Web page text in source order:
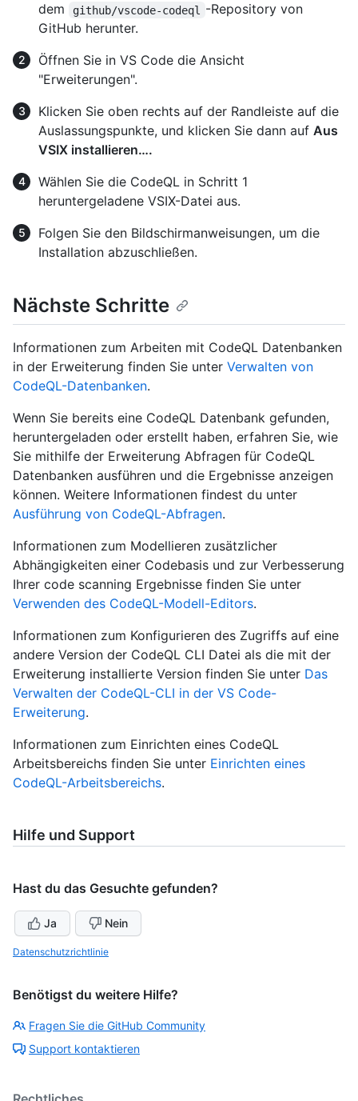
dem
github/vscode-codeql
-Repository von
GitHub herunter.
Öffnen Sie in VS Code die Ansicht
"Erweiterungen".
Klicken Sie oben rechts auf der Randleiste auf die
Auslassungspunkte, und klicken Sie dann auf Aus
VSIX installieren….
Wählen Sie die CodeQL in Schritt 1
heruntergeladene VSIX-Datei aus.
Folgen Sie den Bildschirmanweisungen, um die
Installation abzuschließen.
Nächste Schritte
Informationen zum Arbeiten mit CodeQL Datenbanken
in der Erweiterung finden Sie unter Verwalten von
CodeQL-Datenbanken.
Wenn Sie bereits eine CodeQL Datenbank gefunden,
heruntergeladen oder erstellt haben, erfahren Sie, wie
Sie mithilfe der Erweiterung Abfragen für CodeQL
Datenbanken ausführen und die Ergebnisse anzeigen
können. Weitere Informationen findest du unter
Ausführung von CodeQL-Abfragen.
Informationen zum Modellieren zusätzlicher
Abhängigkeiten einer Codebasis und zur Verbesserung
Ihrer code scanning Ergebnisse finden Sie unter
Verwenden des CodeQL-Modell-Editors.
Informationen zum Konfigurieren des Zugriffs auf eine
andere Version der CodeQL CLI Datei als die mit der
Erweiterung installierte Version finden Sie unter Das
Verwalten der CodeQL-CLI in der VS Code-
Erweiterung.
Informationen zum Einrichten eines CodeQL
Arbeitsbereichs finden Sie unter Einrichten eines
CodeQL-Arbeitsbereichs.
Hilfe und Support
Hast du das Gesuchte gefunden?
Ja Nein
Datenschutzrichtlinie
Benötigst du weitere Hilfe?
Fragen Sie die GitHub Community
Support kontaktieren